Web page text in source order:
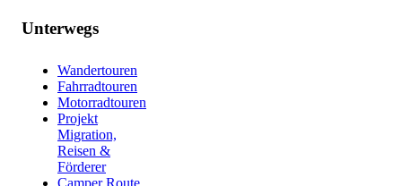
Unterwegs
Wandertouren
Fahrradtouren
Motorradtouren
Projekt
Migration,
Reisen &
Förderer
Camper Route